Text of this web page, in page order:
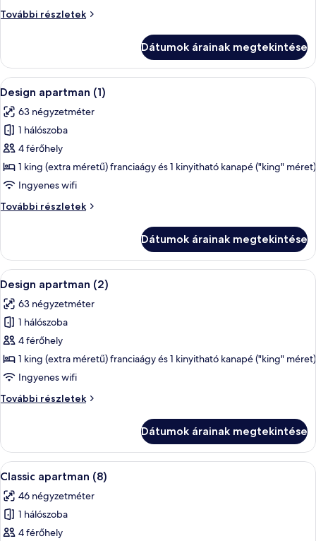
További részletek
Deluxe
részletei
Dátumok árainak megtekintése
A
következő
szoba
összes
képének
megtekintése:
Design
(1)
7
Design apartman (1)
63 négyzetméter
1 hálószoba
4 férőhely
1 king (extra méretű) franciaágy és 1 kinyitható kanapé ("king" méret)
Ingyenes wifi
További részletek
Design
részletei
Dátumok árainak megtekintése
A
következő
szoba
összes
képének
megtekintése:
Design
(2)
7
Design apartman (2)
63 négyzetméter
1 hálószoba
4 férőhely
1 king (extra méretű) franciaágy és 1 kinyitható kanapé ("king" méret)
Ingyenes wifi
További részletek
Design
részletei
Dátumok árainak megtekintése
A
következő
szoba
összes
képének
Egy modern étkező, ahol egy
6
Classic apartman (8)
46 négyzetméter
1 hálószoba
4 férőhely